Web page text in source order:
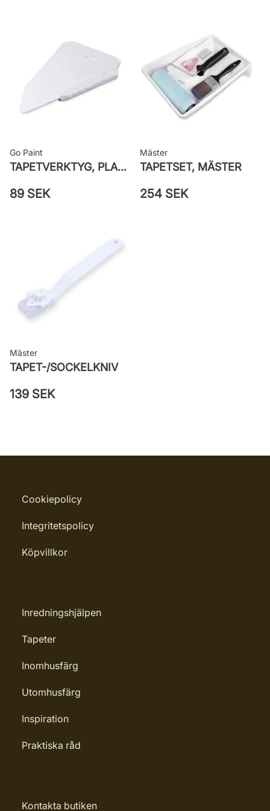
woven
Applicering av lim: Lim strykes på
Leverantörens artikelnummer: 2046
Go Paint
TAPETVERKTYG, PLAST GO PAINT
89 SEK
Mäster
TAPETSET, MÄSTER
254 SEK
Mäster
TAPET-/SOCKELKNIV
139 SEK
Cookiepolicy
Integritetspolicy
Köpvillkor
Inredningshjälpen
Tapeter
Inomhusfärg
Utomhusfärg
Inspiration
Praktiska råd
Kontakta butiken